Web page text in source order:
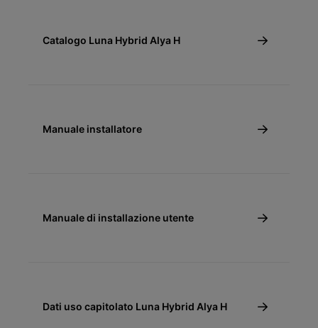
Catalogo Luna Hybrid Alya H
Manuale installatore
Manuale di installazione utente
Dati uso capitolato Luna Hybrid Alya H